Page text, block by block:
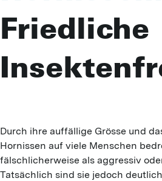
Friedliche
Durch ihre auffällige Grösse und
Hornissen auf viele Menschen
fälschlicherweise als aggressiv
Tatsächlich sind sie jedoch